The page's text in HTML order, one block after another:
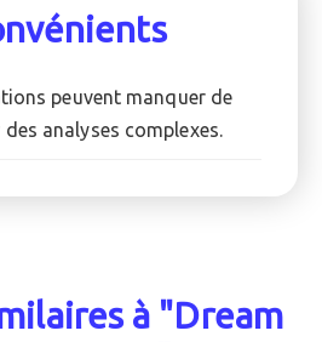
peuvent manquer de
analyses complexes.
à "Dream